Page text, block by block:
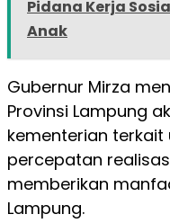
Pidana Kerja
Anak
Gubernur Mirza
Provinsi Lampung
kementerian terkait
percepatan
memberikan
Lampung.